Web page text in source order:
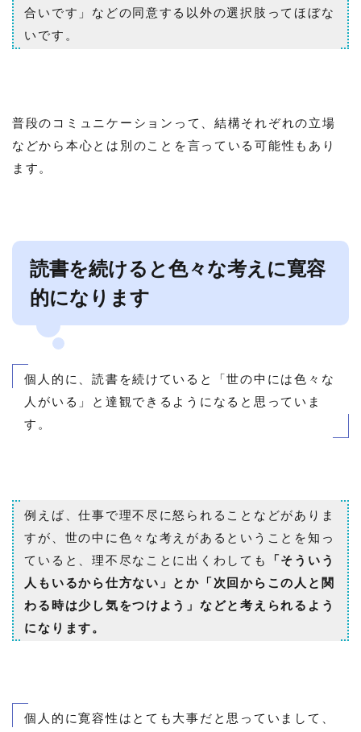
合いです」などの同意する以外の選択肢ってほぼな
いです。
普段のコミュニケーションって、結構それぞれの立場
などから本心とは別のことを言っている可能性もあり
ます。
読書を続けると色々な考えに寛容
的になります
個人的に、読書を続けていると「世の中には色々な
人がいる」と達観できるようになると思っていま
す。
例えば、仕事で理不尽に怒られることなどがありま
すが、世の中に色々な考えがあるということを知っ
ていると、理不尽なことに出くわしても
「そういう
人もいるから仕方ない」とか「次回からこの人と関
わる時は少し気をつけよう」などと考えられるよう
になります。
個人的に寛容性はとても大事だと思っていまして、